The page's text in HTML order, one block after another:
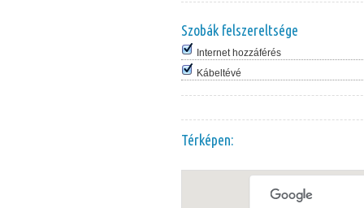
Szobák felszereltsége
Internet hozzáférés
Kábeltévé
Térképen: